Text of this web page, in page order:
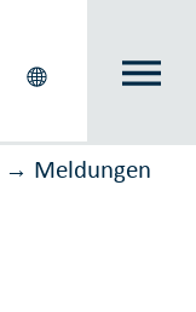
→ Meldungen